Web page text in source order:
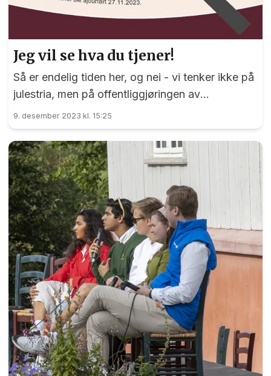
Jeg vil se hva du tjener!
Så er endelig tiden her, og nei - vi tenker ikke på
julestria, men på offentliggjøringen av
skattelistene. Avisene er fulle av artikler som skal
friste deg til å snoke i hva naboen tjener, eksen
din tjener - kort sagt hvor mye andre folk har til
salt i maten.
9. desember 2023 kl. 15:25